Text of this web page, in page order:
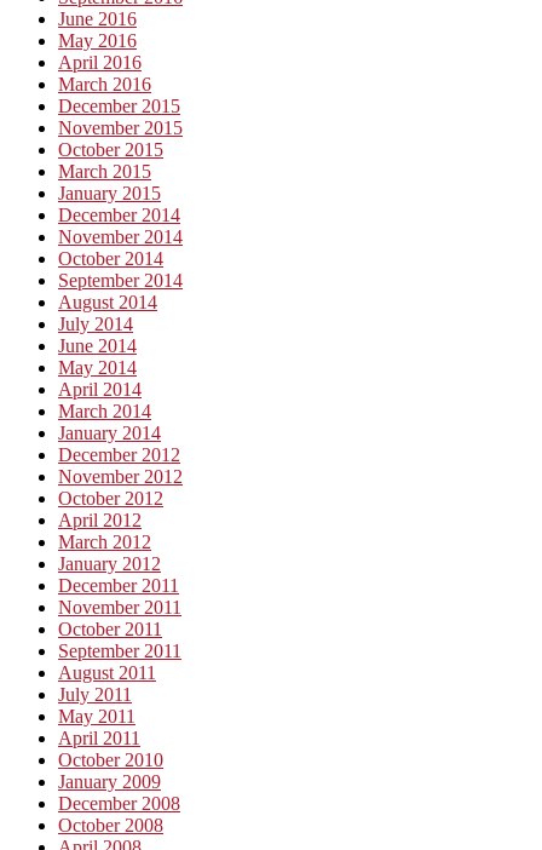
June 2016
May 2016
April 2016
March 2016
December 2015
November 2015
October 2015
March 2015
January 2015
December 2014
November 2014
October 2014
September 2014
August 2014
July 2014
June 2014
May 2014
April 2014
March 2014
January 2014
December 2012
November 2012
October 2012
April 2012
March 2012
January 2012
December 2011
November 2011
October 2011
September 2011
August 2011
July 2011
May 2011
April 2011
October 2010
January 2009
December 2008
October 2008